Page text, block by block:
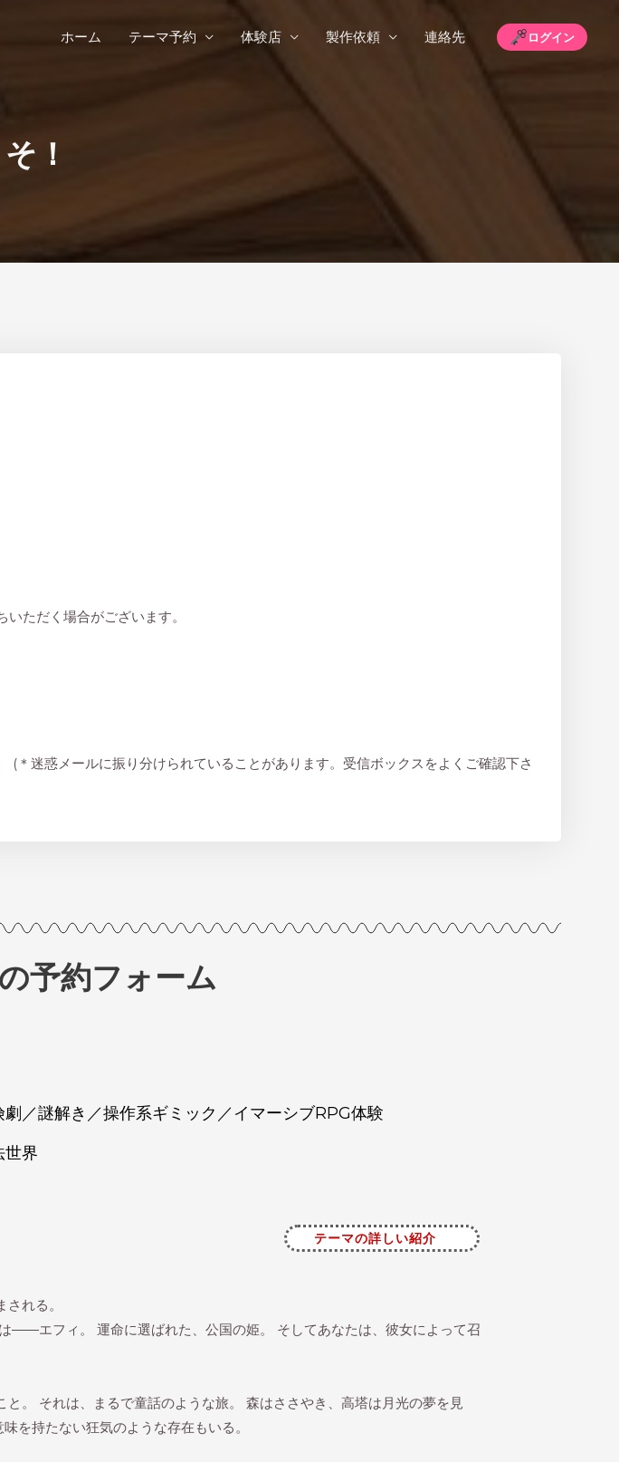
ホーム テーマ予約 体験店 製作依頼 連絡先 ログイン
！
ただく場合がございます。
＊迷惑メールに振り分けられていることがあります。受信ボックスをよくご確認下さ
予約フォーム
／謎解き／操作系ギミック／イマーシブRPG体験
世界
テーマの詳しい紹介
れる。
――エフィ。 運命に選ばれた、公国の姫。 そしてあなたは、彼女によって召
。 それは、まるで童話のような旅。 森はささやき、高塔は月光の夢を見
を持たない狂気のような存在もいる。